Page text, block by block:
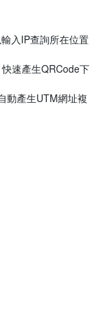
入IP查詢所在位置
速產生QRCode下
動產生UTM網址複